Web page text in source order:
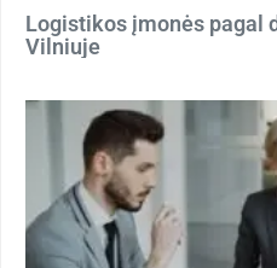
Logistikos įmonės pagal
Vilniuje